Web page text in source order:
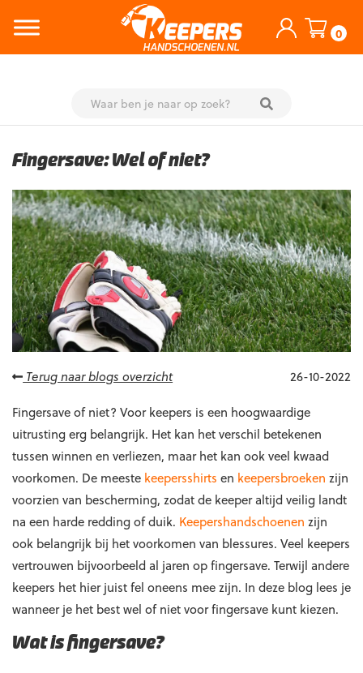
0
content
Fingersave: Wel of niet?
Terug naar blogs overzicht
26-10-2022
Fingersave of niet? Voor keepers is een hoogwaardige
uitrusting erg belangrijk. Het kan het verschil betekenen
tussen winnen en verliezen, maar het kan ook veel kwaad
voorkomen. De meeste keepersshirts en keepersbroeken zijn
voorzien van bescherming, zodat de keeper altijd veilig landt
na een harde redding of duik. Keepershandschoenen zijn
ook belangrijk bij het voorkomen van blessures. Veel keepers
vertrouwen bijvoorbeeld al jaren op fingersave. Terwijl andere
keepers het hier juist fel oneens mee zijn. In deze blog lees je
wanneer je het best wel of niet voor fingersave kunt kiezen.
Wat is fingersave?